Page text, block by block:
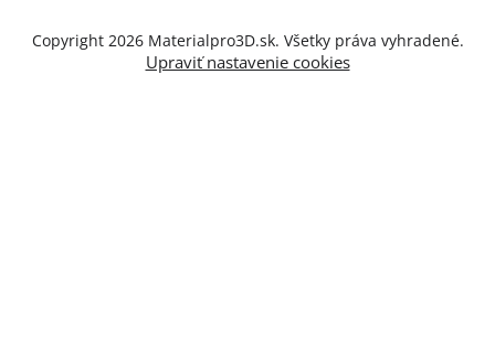
Copyright 2026 Materialpro3D.sk. Všetky práva vyhradené.
Upraviť nastavenie cookies